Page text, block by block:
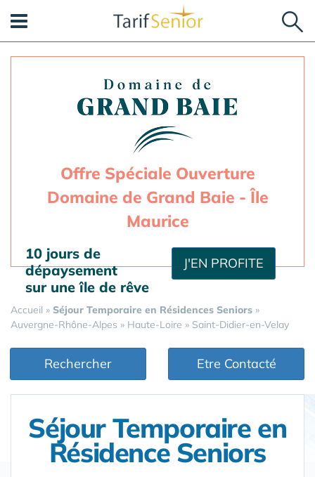
Offre Spéciale Ouverture
Domaine de Grand Baie - Île
Maurice
J'EN PROFITE
10 jours de
dépaysement
sur une île de rêve
Accueil » Séjour Temporaire en Résidences Seniors »
Auvergne-Rhône-Alpes » Haute-Loire » Saint-Didier-en-Velay
Rechercher Etre Contacté
Séjour Temporaire en
Résidence Seniors